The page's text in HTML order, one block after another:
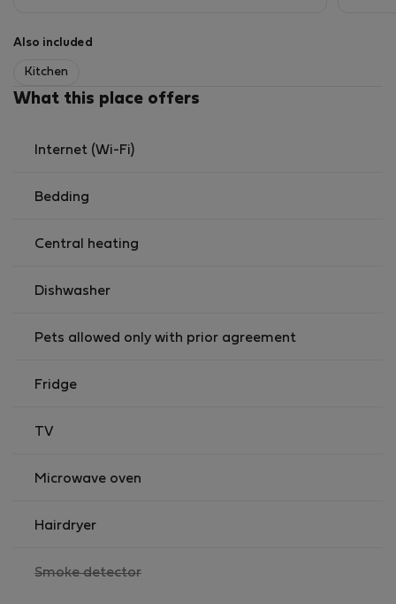
Also included
Kitchen
What this place offers
Internet (Wi-Fi)
Bedding
Central heating
Dishwasher
Pets allowed only with prior agreement
Fridge
TV
Microwave oven
Hairdryer
Smoke detector,